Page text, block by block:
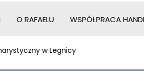
O RAFAELU WSPÓŁPRACA
w Legnicy